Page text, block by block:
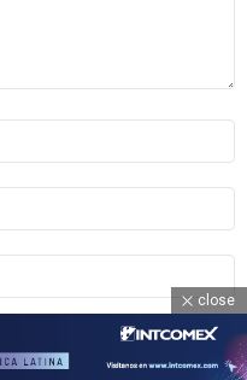
al almacenamiento y
de esta web.
close